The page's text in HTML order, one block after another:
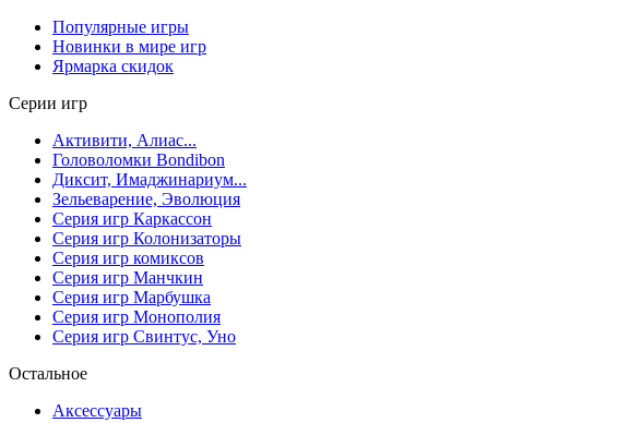
Популярные игры
Новинки в мире игр
Ярмарка скидок
Серии игр
Активити, Алиас...
Головоломки Bondibon
Диксит, Имаджинариум...
Зельеварение, Эволюция
Серия игр Каркассон
Серия игр Колонизаторы
Серия игр комиксов
Серия игр Манчкин
Серия игр Марбушка
Серия игр Монополия
Серия игр Свинтус, Уно
Остальное
Аксессуары